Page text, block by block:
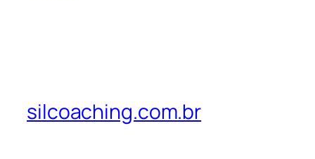
silcoaching.com.br